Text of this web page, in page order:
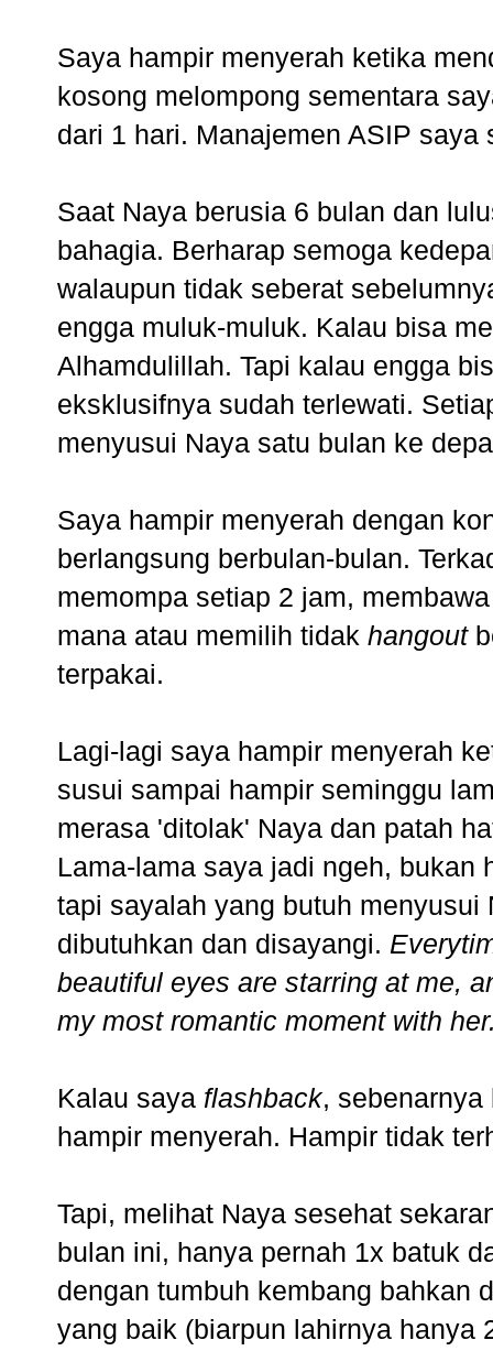
Saya hampir menyerah ketika
kosong melompong sementara
dari 1 hari. Manajemen ASIP saya
Saat Naya berusia 6 bulan dan
bahagia. Berharap semoga
walaupun tidak seberat
engga muluk-muluk. Kalau bisa
Alhamdulillah. Tapi kalau engga
eksklusifnya sudah terlewati.
menyusui Naya satu bulan ke
Saya hampir menyerah dengan
berlangsung berbulan-bulan.
memompa setiap 2 jam,
mana atau memilih tidak hangout
terpakai.
Lagi-lagi saya hampir menyerah
susui sampai hampir seminggu
merasa 'ditolak' Naya dan patah
Lama-lama saya jadi ngeh, bukan
tapi sayalah yang butuh
dibutuhkan dan disayangi.
beautiful eyes are starring at me,
my most romantic moment with
Kalau saya flashback,
hampir menyerah. Hampir tidak
Tapi, melihat Naya sesehat
bulan ini, hanya pernah 1x batuk
dengan tumbuh kembang bahkan
yang baik (biarpun lahirnya hanya